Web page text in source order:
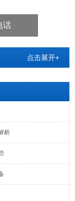
话
点击展开+
析